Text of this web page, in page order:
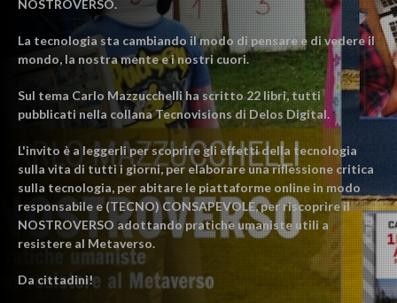
NOSTROVERSO.
La tecnologia sta cambiando il modo di pensare e di vedere il
mondo, la nostra mente e i nostri cuori.
Sul tema Carlo Mazzucchelli ha scritto 22 libri, tutti
pubblicati nella collana Tecnovisions di Delos Digital.
L'invito è a leggerli per scoprire gli effetti della tecnologia
sulla vita di tutti i giorni, per elaborare una riflessione critica
sulla tecnologia, per abitare le piattaforme online in modo
responsabile e (TECNO) CONSAPEVOLE, per riscoprire il
NOSTROVERSO adottando pratiche umaniste utili a
resistere al Metaverso.
Da cittadini!